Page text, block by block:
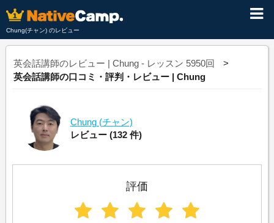
Chung(チャン) のレビュー
英会話講師のレビュー | Chung - レッスン 5950回
英会話講師の口コミ・評判・レビュー | Chung
Chung (チャン)
レビュー (132 件)
評価